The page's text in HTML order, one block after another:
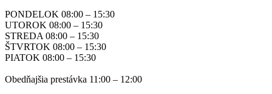
PONDELOK 08:00 – 15:30
UTOROK 08:00 – 15:30
STREDA 08:00 – 15:30
ŠTVRTOK 08:00 – 15:30
PIATOK 08:00 – 15:30
Obedňajšia prestávka 11:00 – 12:00